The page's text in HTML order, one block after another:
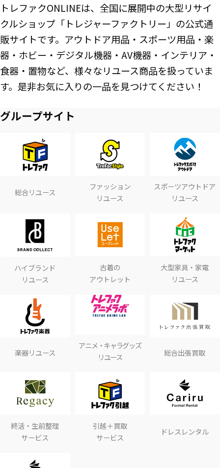
トレファクONLINEは、全国に展開中の大型リサイ
クルショップ「トレジャーファクトリー」の公式通
販サイトです。アウトドア用品・スポーツ用品・楽
器・ホビー・デジタル機器・AV機器・インテリア・
食器・置物など、様々なリユース商品を扱っていま
す。是非お気に入りの一品を見つけてください！
グループサイト
総合リユース
ファッション
リユース
スポーツアウトドア
リユース
ハイブランド
リユース
古着の
アウトレット
大型家具・家電
リユース
楽器リユース
アニメ・キャラグッズ
リユース
総合出張買取
終活・生前整理
サービス
引越＋買取
サービス
ドレスレンタル